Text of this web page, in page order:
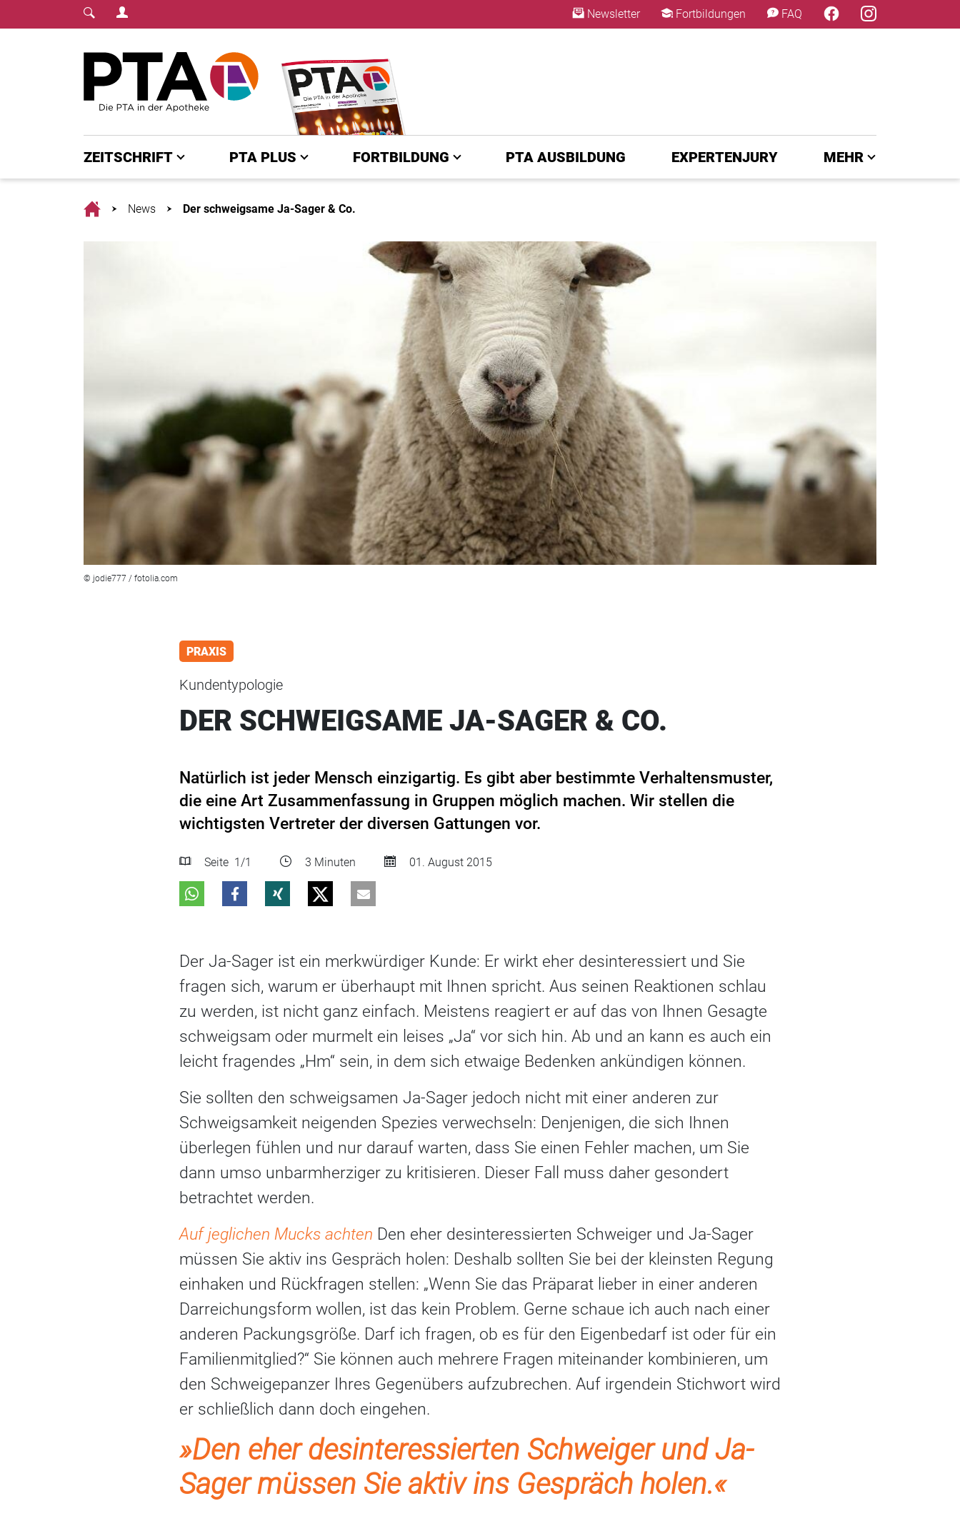
Login Menu Newsletter Fortbildungen FAQ
ZEITSCHRIFT PTA PLUS FORTBILDUNG PTA AUSBILDUNG EXPERTENJURY MEHR
HomeNews Der schweigsame Ja-Sager & Co.
© jodie777 / fotolia.com
PRAXIS
Kundentypologie
DER SCHWEIGSAME JA-SAGER & CO.
Natürlich ist jeder Mensch einzigartig. Es gibt aber bestimmte Verhaltensmuster,
die eine Art Zusammenfassung in Gruppen möglich machen. Wir stellen die
wichtigsten Vertreter der diversen Gattungen vor.
Seite 1 /1 3 Minuten 01. August 2015
Der Ja-Sager ist ein merkwürdiger Kunde: Er wirkt eher desinteressiert und Sie
fragen sich, warum er überhaupt mit Ihnen spricht. Aus seinen Reaktionen schlau
zu werden, ist nicht ganz einfach. Meistens reagiert er auf das von Ihnen Gesagte
schweigsam oder murmelt ein leises „Ja“ vor sich hin. Ab und an kann es auch ein
leicht fragendes „Hm“ sein, in dem sich etwaige Bedenken ankündigen können.
Sie sollten den schweigsamen Ja-Sager jedoch nicht mit einer anderen zur
Schweigsamkeit neigenden Spezies verwechseln: Denjenigen, die sich Ihnen
überlegen fühlen und nur darauf warten, dass Sie einen Fehler machen, um Sie
dann umso unbarmherziger zu kritisieren. Dieser Fall muss daher gesondert
betrachtet werden.
Auf jeglichen Mucks achten Den eher desinteressierten Schweiger und Ja-Sager
müssen Sie aktiv ins Gespräch holen: Deshalb sollten Sie bei der kleinsten Regung
einhaken und Rückfragen stellen: „Wenn Sie das Präparat lieber in einer anderen
Darreichungsform wollen, ist das kein Problem. Gerne schaue ich auch nach einer
anderen Packungsgröße. Darf ich fragen, ob es für den Eigenbedarf ist oder für ein
Familienmitglied?“ Sie können auch mehrere Fragen miteinander kombinieren, um
den Schweigepanzer Ihres Gegenübers aufzubrechen. Auf irgendein Stichwort wird
er schließlich dann doch eingehen.
»Den eher desinteressierten Schweiger und Ja-
Sager müssen Sie aktiv ins Gespräch holen.«
×